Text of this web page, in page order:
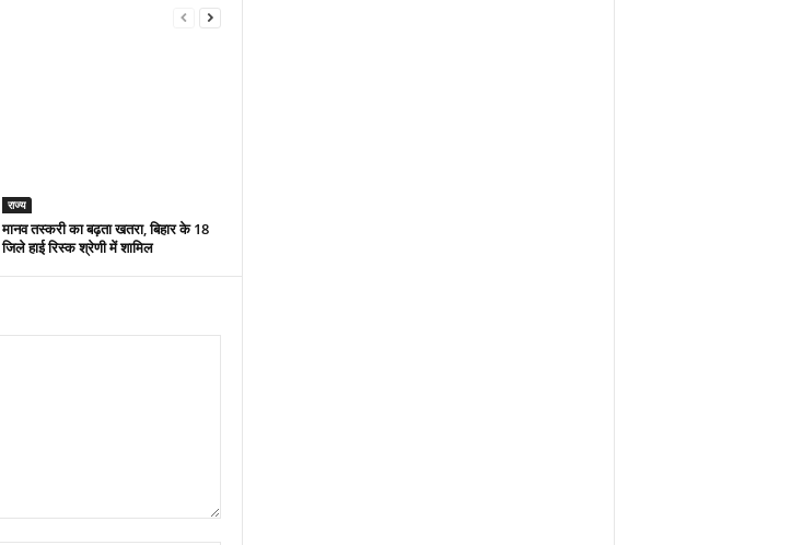
राज्य
मानव तस्करी का बढ़ता खतरा, बिहार के 18
जिले हाई रिस्क श्रेणी में शामिल